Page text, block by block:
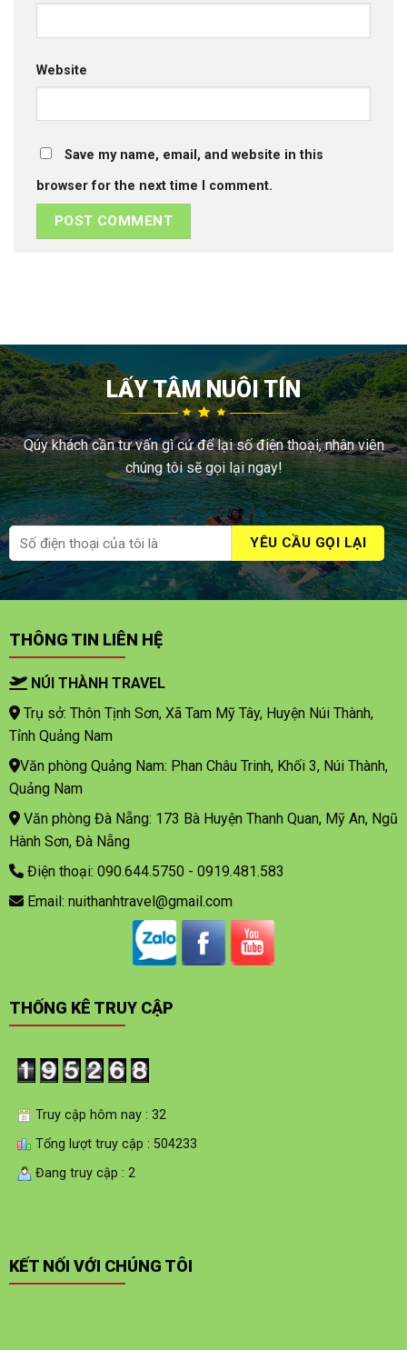
Website
Save my name, email, and website in this
browser for the next time I comment.
LẤY TÂM NUÔI TÍN
Qúy khách cần tư vấn gì cứ để lại số điện thoại, nhân viên
chúng tôi sẽ gọi lại ngay!
THÔNG TIN LIÊN HỆ
NÚI THÀNH TRAVEL
Trụ sở: Thôn Tịnh Sơn, Xã Tam Mỹ Tây, Huyện Núi Thành,
Tỉnh Quảng Nam
Văn phòng Quảng Nam: Phan Châu Trinh, Khối 3, Núi Thành,
Quảng Nam
Văn phòng Đà Nẵng: 173 Bà Huyện Thanh Quan, Mỹ An, Ngũ
Hành Sơn, Đà Nẵng
Điện thoại: 090.644.5750 - 0919.481.583
Email: nuithanhtravel@gmail.com
THỐNG KÊ TRUY CẬP
Truy cập hôm nay : 32
Tổng lượt truy cập : 504233
Đang truy cập : 2
KẾT NỐI VỚI CHÚNG TÔI